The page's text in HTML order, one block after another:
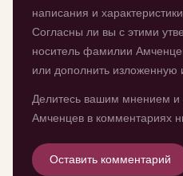
написания и
Согласны ли вы с этими
носитель фамилии
или дополнить
Делитесь вашим мнением
Амченцев в комментариях
Оставить комментарий